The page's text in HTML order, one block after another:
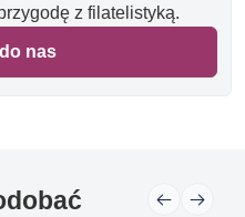
z filatelistyką.
nas